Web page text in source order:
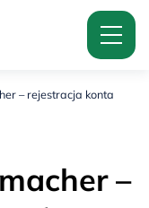
– rejestracja konta
–